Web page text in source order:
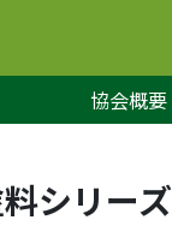
協会概要
シリーズ